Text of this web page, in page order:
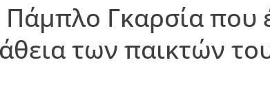
Γκαρσία που
των παικτών